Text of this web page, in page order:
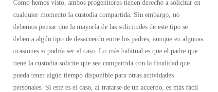
Como hemos visto, ambos progenitores tienen derecho a solicitar en
cualquier momento la custodia compartida. Sin embargo, no
debemos pensar que la mayoría de las solicitudes de este tipo se
deben a algún tipo de desacuerdo entre los padres, aunque en algunas
ocasiones si podría ser el caso. Lo más habitual es que el padre que
tiene la custodia solicite que sea compartida con la finalidad que
pueda tener algún tiempo disponible para otras actividades
personales. Si este es el caso, al tratarse de un acuerdo, es más fácil